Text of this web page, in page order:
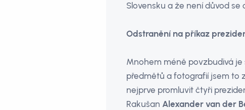
Slovensku a že není důvod
Odstranění na příkaz
Mnohem méně povzbudivá
předmětů a fotografií jsem to
nejprve promluvit čtyři
Rakušan Alexander van der